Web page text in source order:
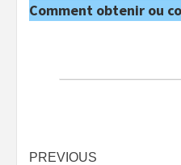
Comment obtenir ou
PREVIOUS